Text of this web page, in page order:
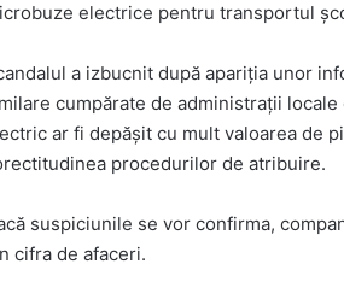
electrice pentru transportul
a izbucnit după apariția unor
cumpărate de administrații
ar fi depășit cu mult valoarea de
procedurilor de atribuire.
suspiciunile se vor confirma,
cifra de afaceri.